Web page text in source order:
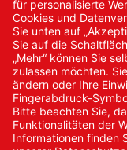
Bestellungen
Sendung verfolgen